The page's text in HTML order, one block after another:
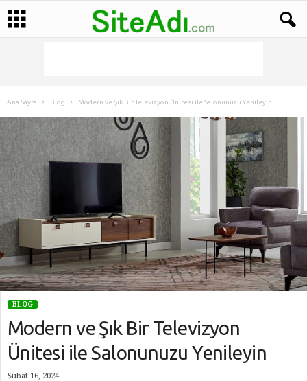
Ana Sayfa Blog Modern ve Şık Bir Televizyon Ünitesi ile Salonunuzu Yenileyin
BLOG
Modern ve Şık Bir Televizyon
Ünitesi ile Salonunuzu Yenileyin
Şubat 16, 2024